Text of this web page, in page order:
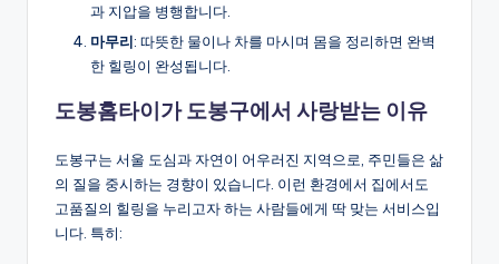
과 지압을 병행합니다.
마무리: 따뜻한 물이나 차를 마시며 몸을 정리하면 완벽
한 힐링이 완성됩니다.
도봉홈타이가 도봉구에서 사랑받는 이유
도봉구는 서울 도심과 자연이 어우러진 지역으로, 주민들은 삶
의 질을 중시하는 경향이 있습니다. 이런 환경에서 집에서도
고품질의 힐링을 누리고자 하는 사람들에게 딱 맞는 서비스입
니다. 특히: